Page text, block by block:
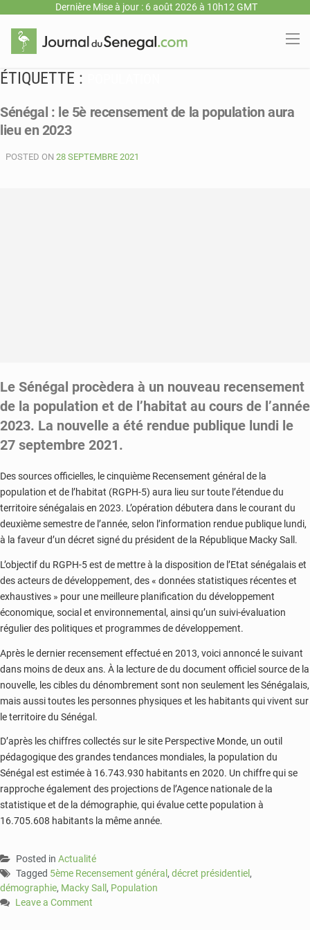
Dernière Mise à jour : 6 août 2026 à 10h12 GMT
ÉTIQUETTE :
Sénégal : le 5è recensement de la population aura
lieu en 2023
POSTED ON 28 SEPTEMBRE 2021
Le Sénégal procèdera à un nouveau recensement
de la population et de l’habitat au cours de l’année
2023. La nouvelle a été rendue publique lundi le
27 septembre 2021.
Des sources officielles, le cinquième Recensement général de la
population et de l’habitat (RGPH-5) aura lieu sur toute l’étendue du
territoire sénégalais en 2023. L’opération débutera dans le courant du
deuxième semestre de l’année, selon l’information rendue publique lundi,
à la faveur d’un décret signé du président de la République Macky Sall.
L’objectif du RGPH-5 est de mettre à la disposition de l’Etat sénégalais et
des acteurs de développement, des « données statistiques récentes et
exhaustives » pour une meilleure planification du développement
économique, social et environnemental, ainsi qu’un suivi-évaluation
régulier des politiques et programmes de développement.
Après le dernier recensement effectué en 2013, voici annoncé le suivant
dans moins de deux ans. À la lecture de du document officiel source de la
nouvelle, les cibles du dénombrement sont non seulement les Sénégalais,
mais aussi toutes les personnes physiques et les habitants qui vivent sur
le territoire du Sénégal.
D’après les chiffres collectés sur le site Perspective Monde, un outil
pédagogique des grandes tendances mondiales, la population du
Sénégal est estimée à 16.743.930 habitants en 2020. Un chiffre qui se
rapproche également des projections de l’Agence nationale de la
statistique et de la démographie, qui évalue cette population à
16.705.608 habitants la même année.
Posted in Actualité
Tagged 5ème Recensement général , décret présidentiel ,
démographie, Macky Sall , Population
Leave a Comment